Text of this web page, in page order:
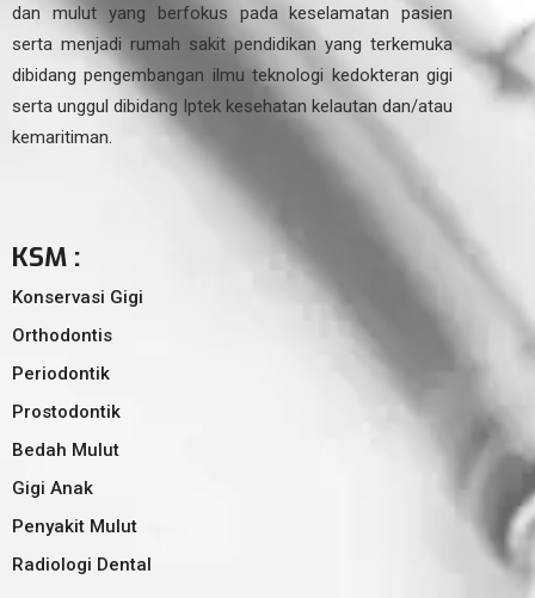
dan mulut yang berfokus pada keselamatan pasien
serta menjadi rumah sakit pendidikan yang terkemuka
dibidang pengembangan ilmu teknologi kedokteran gigi
serta unggul dibidang Iptek kesehatan kelautan dan/atau
kemaritiman.
KSM :
Konservasi Gigi
Orthodontis
Periodontik
Prostodontik
Bedah Mulut
Gigi Anak
Penyakit Mulut
Radiologi Dental